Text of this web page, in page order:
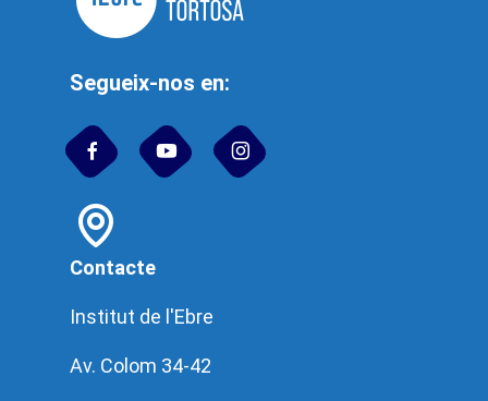
Segueix-nos en:
Contacte
Institut de l'Ebre
Av. Colom 34-42